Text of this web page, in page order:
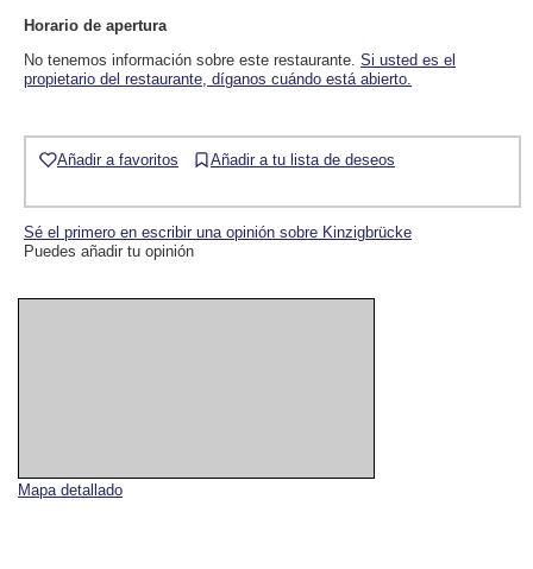
Mapa detallado
Horario de apertura
No tenemos información sobre este restaurante. Si usted es el
propietario del restaurante, díganos cuándo está abierto.
Añadir a favoritos Añadir a tu lista de deseos
Sé el primero en escribir una opinión sobre Kinzigbrücke
Puedes añadir tu opinión